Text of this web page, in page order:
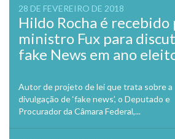
28 DE FEVEREIRO DE 2018
Hildo Rocha é recebido
ministro Fux para
fake News em ano
Autor de projeto de lei que trata sobre a
divulgação de ‘fake news’, o Deputado e
Procurador da Câmara Federal,...